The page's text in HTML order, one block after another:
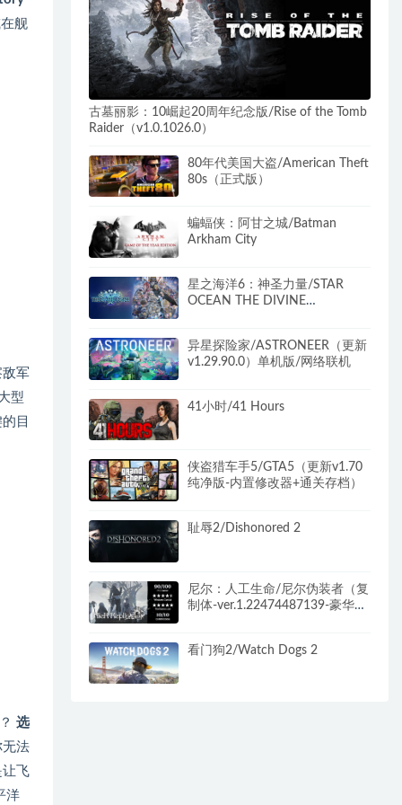
舰
敌军
型
目
选
无法
让飞
洋
古墓丽影：10崛起20周年纪念版/Rise of the Tomb
Raider（v1.0.1026.0）
80年代美国大盗/American Theft
80s（正式版）
蝙蝠侠：阿甘之城/Batman
Arkham City
星之海洋6：神圣力量/STAR
OCEAN THE DIVINE
异星探险家/ASTRONEER（更新
v1.29.90.0）单机版/网络联机
41小时/41 Hours
侠盗猎车手5/GTA5（更新v1.70
纯净版-内置修改器+通关存档）
耻辱2/Dishonored 2
尼尔：人工生命/尼尔伪装者（复
制体-ver.1.22474487139-豪华版
看门狗2/Watch Dogs 2